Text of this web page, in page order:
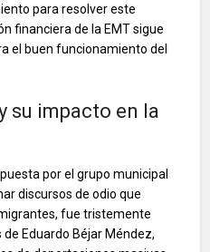
para resolver este
financiera de la EMT sigue
el buen funcionamiento del
su impacto en la
por el grupo municipal
discursos de odio que
fue tristemente
Eduardo Béjar Méndez,